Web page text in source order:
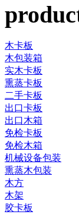
木卡板
木包装箱
实木卡板
熏蒸卡板
二手卡板
出口卡板
出口木箱
免检卡板
免检木箱
机械设备包装
熏蒸木包装
木方
木架
胶卡板